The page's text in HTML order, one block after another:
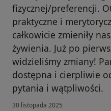
fizycznej/preferencji.
praktyczne i
całkowicie zmieniły
żywienia. Już po
widzieliśmy zmiany!
dostępna i cierpliwie
pytania i wątpliwości.
30 listopada 2025